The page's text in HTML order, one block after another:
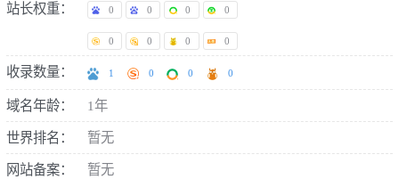
站长权重： 0 0 0 0
0 0 0 0
收录数量： 1 0 0 0
域名年龄： 1年
世界排名： 暂无
网站备案： 暂无